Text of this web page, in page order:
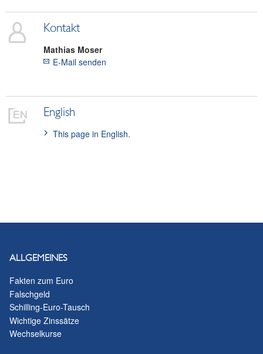
Kontakt
Mathias Moser
E-Mail senden
English
This page in English.
ALLGEMEINES
Fakten zum Euro
Falschgeld
Schilling-Euro-Tausch
Wichtige Zinssätze
Wechselkurse